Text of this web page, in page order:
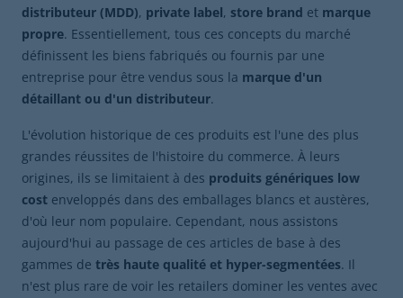
distributeur (MDD), private label, store brand et marque
propre. Essentiellement, tous ces concepts du marché
définissent les biens fabriqués ou fournis par une
entreprise pour être vendus sous la marque d'un
détaillant ou d'un distributeur.
L'évolution historique de ces produits est l'une des plus
grandes réussites de l'histoire du commerce. À leurs
origines, ils se limitaient à des produits génériques low
cost enveloppés dans des emballages blancs et austères,
d'où leur nom populaire. Cependant, nous assistons
aujourd'hui au passage de ces articles de base à des
gammes de très haute qualité et hyper-segmentées. Il
n'est plus rare de voir les retailers dominer les ventes avec